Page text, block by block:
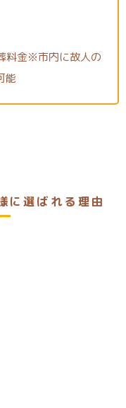
に選ばれる理由